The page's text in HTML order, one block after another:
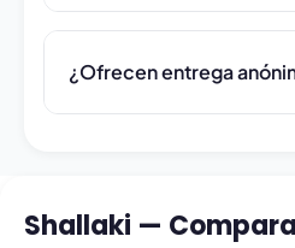
¿Ofrecen entrega
Shallaki —